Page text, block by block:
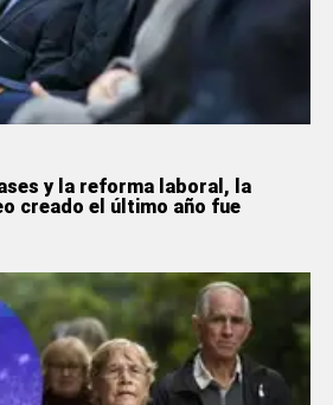
y la reforma laboral, la
creado el último año fue